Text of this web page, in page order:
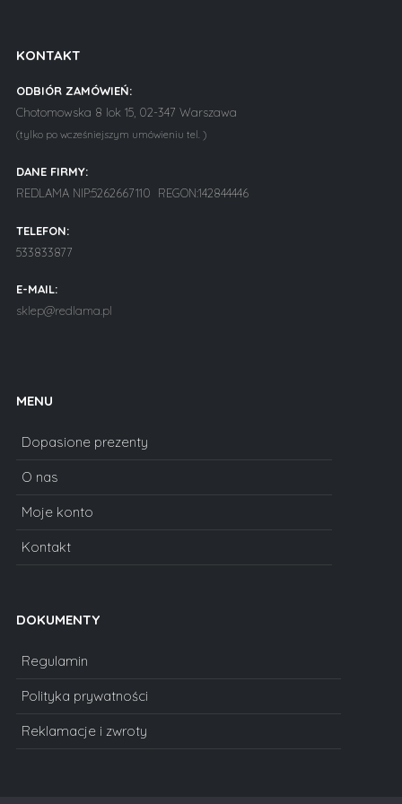
KONTAKT
ODBIÓR ZAMÓWIEŃ:
Chotomowska 8 lok 15, 02-347 Warszawa
(tylko po wcześniejszym umówieniu tel. )
DANE FIRMY:
REDLAMA NIP:5262667110 REGON:142844446
TELEFON:
533833877
E-MAIL:
sklep@redlama.pl
MENU
Dopasione prezenty
O nas
Moje konto
Kontakt
DOKUMENTY
Regulamin
Polityka prywatności
Reklamacje i zwroty